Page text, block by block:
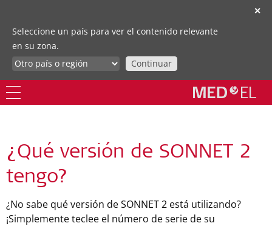
✕
Seleccione un país para ver el contenido relevante
en su zona.
Continuar
¿Qué versión de SONNET 2
tengo?
¿No sabe qué versión de SONNET 2 está utilizando?
¡Simplemente teclee el número de serie de su